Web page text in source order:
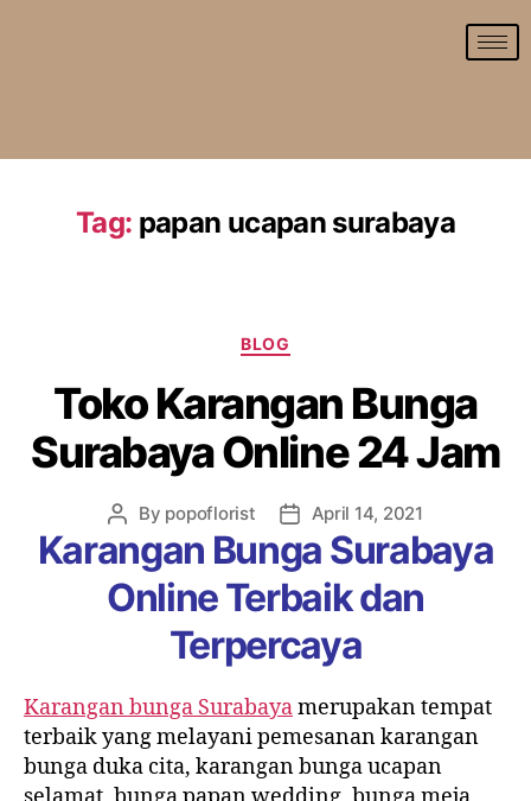
Tag: papan ucapan surabaya
BLOG
Toko Karangan Bunga
Surabaya Online 24 Jam
By popoflorist April 14, 2021
Karangan Bunga Surabaya
Online Terbaikdan
Terpercaya
Karangan bunga Surabayamerupakan tempat
terbaik yang melayani pemesanan karangan
bunga duka cita, karangan bunga ucapan